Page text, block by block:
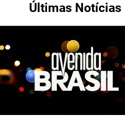
Últimas Notícias